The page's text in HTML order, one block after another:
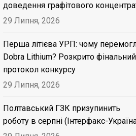
доведення графітового
29 Липня, 2026
Перша літієва УРП: чому
Dobra Lithium? Розкрито фінальний
протокол конкурсу
29 Липня, 2026
Полтавський ГЗК призупинить
роботу в серпні (Інтерфакс-